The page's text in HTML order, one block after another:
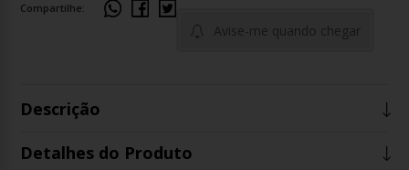
Avise-me quando chegar
Compartilhe:
Descrição
Detalhes do Produto